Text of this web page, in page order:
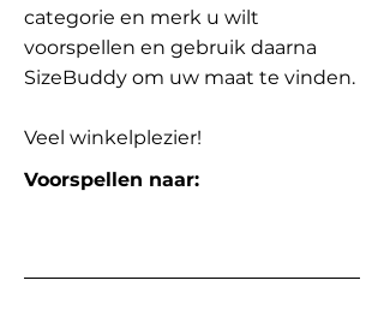
categorie en merk u wilt
voorspellen en gebruik daarna
SizeBuddy om uw maat te vinden.
Veel winkelplezier!
Voorspellen naar: